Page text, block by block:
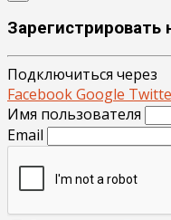
Зарегистрировать
Подключиться через
FacebookGoogle
Имя пользователя
Email